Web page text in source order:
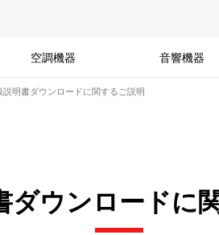
空調機器 音響機器
説明書ダウンロードに関するご説明
ダウンロードに